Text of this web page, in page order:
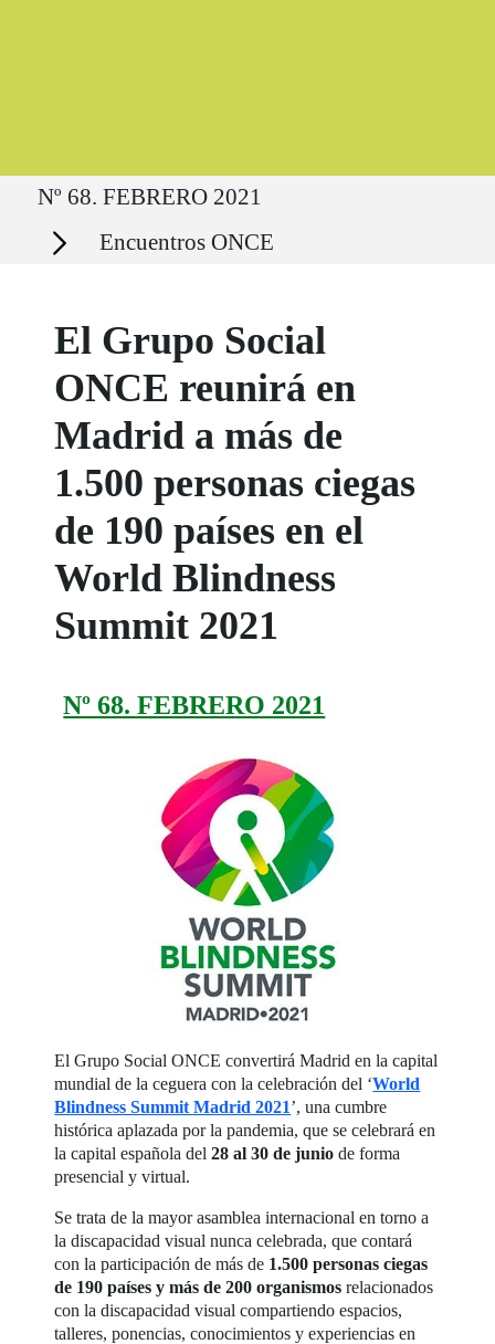
Ruta del sitio
Nº 68. FEBRERO 2021
Secciones Encuentros ONCE
El Grupo Social
ONCE reunirá en
Madrid a más de
1.500 personas ciegas
de 190 países en el
World Blindness
Summit 2021
Nº 68. FEBRERO 2021
El Grupo Social ONCE convertirá Madrid en la capital
mundial de la ceguera con la celebración del ‘World
Blindness Summit Madrid 2021’, una cumbre
histórica aplazada por la pandemia, que se celebrará en
la capital española del28 al 30 de junio de forma
presencial y virtual.
Se trata de la mayor asamblea internacional en torno a
la discapacidad visual nunca celebrada, que contará
con la participación de más de 1.500 personas ciegas
de 190 países y más de 200 organismos relacionados
con la discapacidad visual compartiendo espacios,
talleres, ponencias, conocimientos y experiencias en